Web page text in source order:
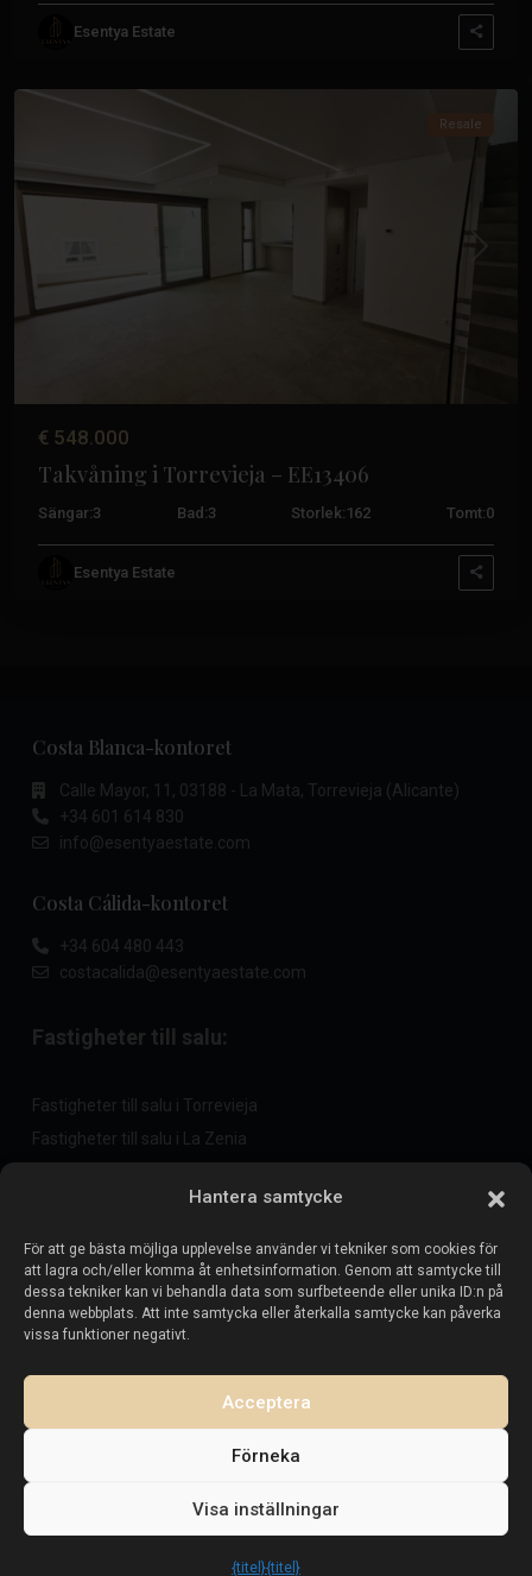
Hantera samtycke
För att ge bästa möjliga upplevelse använder vi tekniker som cookies för
att lagra och/eller komma åt enhetsinformation. Genom att samtycke till
dessa tekniker kan vi behandla data som surfbeteende eller unika ID:n på
denna webbplats. Att inte samtycka eller återkalla samtycke kan påverka
vissa funktioner negativt.
Acceptera
Förneka
Visa inställningar
{titel}{titel}
Esentya Estate
Paseo
Maritimo,
Tidigare
Resale
€ 548.000
Takvåning i Torrevieja – EE13406
Sängar:3 Bad:3 Storlek: 162 Tomt:0
Esentya Estate
Costa Blanca-kontoret
Calle Mayor, 11, 03188 - La Mata, Torrevieja (Alicante)
+34 601 614 830
info@esentyaestate.com
Costa Cálida-kontoret
+34 604 480 443
costacalida@esentyaestate.com
Fastigheter till salu:
Fastigheter till salu i Torrevieja
Fastigheter till salu i La Zenia
Sälj din fastighet:
Sälj fastighet i La Mata